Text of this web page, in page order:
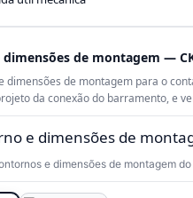
de montagem —
dimensões de montagem para o
da conexão do barramento, e
e dimensões de montagem